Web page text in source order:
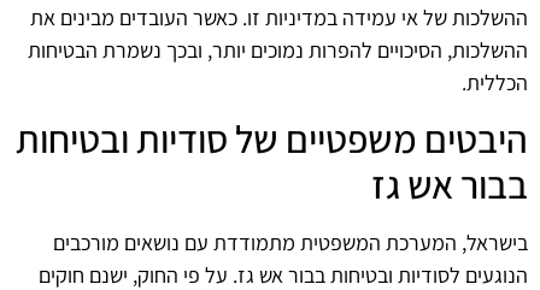
ההשלכות של אי עמידה במדיניות זו. כאשר העובדים מבינים את
ההשלכות, הסיכויים להפרות נמוכים יותר, ובכך נשמרת הבטיחות
הכללית.
היבטים משפטיים של סודיות ובטיחות
בבור אש גז
בישראל, המערכת המשפטית מתמודדת עם נושאים מורכבים
הנוגעים לסודיות ובטיחות בבור אש גז. על פי החוק, ישנם חוקים